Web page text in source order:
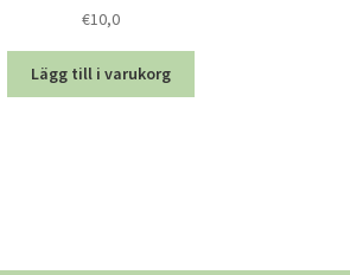
€10,0
Lägg till i varukorg